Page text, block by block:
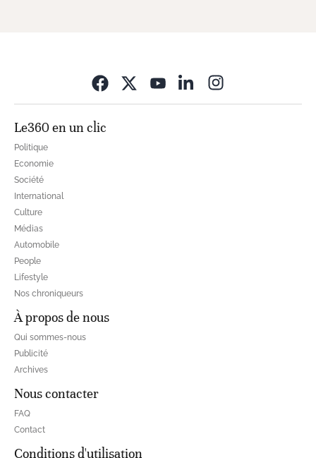
Le360 en un clic
Politique
Economie
Société
International
Culture
Médias
Automobile
People
Lifestyle
Nos chroniqueurs
À propos de nous
Qui sommes-nous
Publicité
Archives
Nous contacter
FAQ
Contact
Conditions d'utilisation